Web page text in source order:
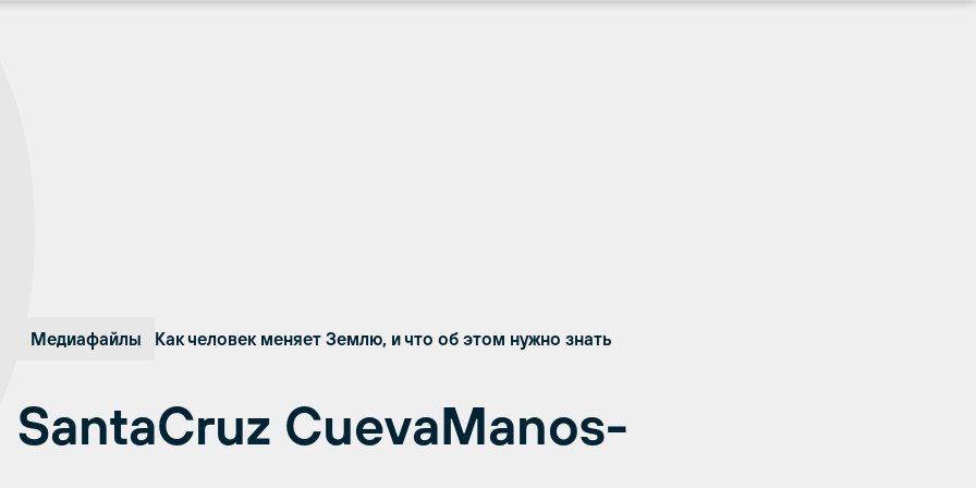
Медиафайлы Как человек меняет Землю, и что об этом нужно знать
SantaCruz CuevaManos-